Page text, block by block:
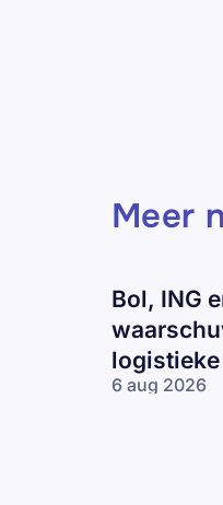
Meer
Bol, ING
6 aug 2026